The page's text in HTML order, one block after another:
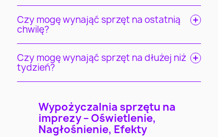
Czy mogę wynająć sprzęt na ostatnią
chwilę?
Czy mogę wynająć sprzęt na dłużej niż
tydzień?
Wypożyczalnia sprzętu na
imprezy – Oświetlenie,
Nagłośnienie, Efekty